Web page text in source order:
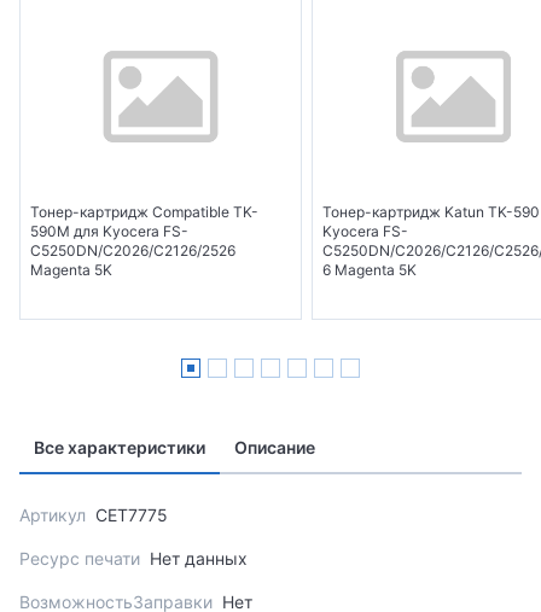
Тонер-картридж Compatible TK-
590M для Kyocera FS-
C5250DN/C2026/C2126/2526
Magenta 5K
Тонер-картридж Katun TK-
Kyocera FS-
C5250DN/C2026/C2126/
6 Magenta 5K
Все характеристики Описание
Артикул CET7775
Ресурс печати Нет данных
ВозможностьЗаправки Нет